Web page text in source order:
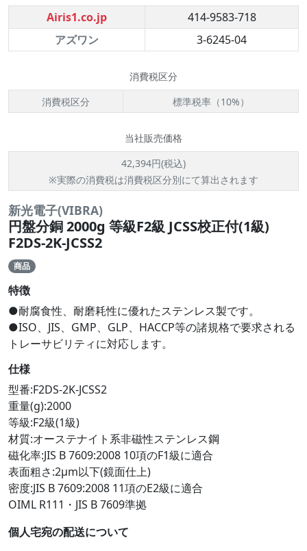
Airis1.co.jp
414-9583-718
アズワン
3-6245-04
消費税区分
消費税区分
標準税率（10%）
当社販売価格
42,394円(税込)
※実際の消費税は消費税区分別にて算出されます
新光電子(VIBRA)
円盤分銅 2000g 等級F2級 JCSS校正付(1級)
F2DS-2K-JCSS2
商品
特徴
●耐腐食性、耐磨耗性に優れたステンレス製です。
●ISO、JIS、GMP、GLP、HACCP等の諸規格で要求される
トレーサビリティに対応します。
仕様
型番:F2DS-2K-JCSS2
重量(g):2000
等級:F2級(1級)
材質:オーステナイト系非磁性ステンレス鋼
磁化率:JIS B 7609:2008 10項のF1級に適合
表面粗さ:2μm以下(鏡面仕上)
密度:JIS B 7609:2008 11項のE2級に適合
OIML R111・JIS B 7609準拠
個人宅宛の配送について